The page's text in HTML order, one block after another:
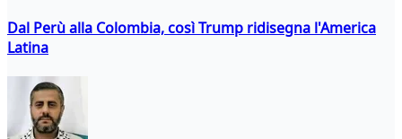
Dal Perù alla Colombia, così Trump ridisegna l'America
Latina